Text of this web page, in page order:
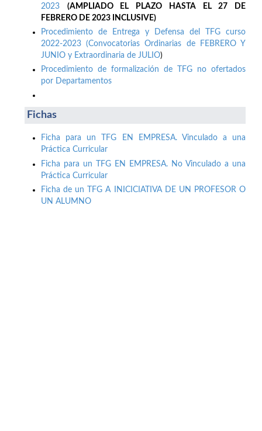
2023
(AMPLIADO EL PLAZO HASTA EL 27 DE
FEBRERO DE 2023 INCLUSIVE)
Procedimiento de Entrega y Defensa del TFG curso
2022-2023 (Convocatorias Ordinarias de FEBRERO Y
JUNIO y Extraordinaria de JULIO)
Procedimiento de formalización de TFG no ofertados
por Departamentos
Fichas
Ficha para un TFG EN EMPRESA. Vinculado a una
Práctica Curricular
Ficha para un TFG EN EMPRESA. No Vinculado a una
Práctica Curricular
Ficha de un TFG A INICICIATIVA DE UN PROFESOR O
UN ALUMNO